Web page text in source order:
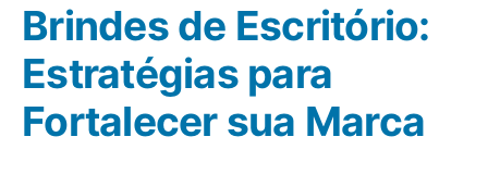
Brindes de Escritório:
Estratégias para
Fortalecer sua Marca